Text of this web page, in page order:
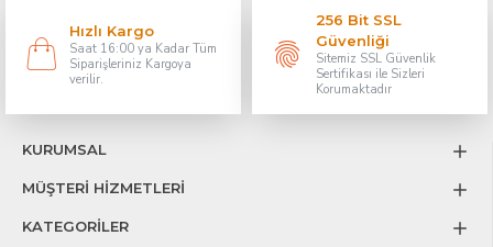
Hızlı Kargo
Saat 16:00 ya Kadar Tüm
Siparişleriniz Kargoya
verilir.
256 Bit SSL
Güvenliği
Sitemiz SSL Güvenlik
Sertifikası ile Sizleri
Korumaktadır
KURUMSAL
MÜŞTERİ HİZMETLERİ
KATEGORİLER